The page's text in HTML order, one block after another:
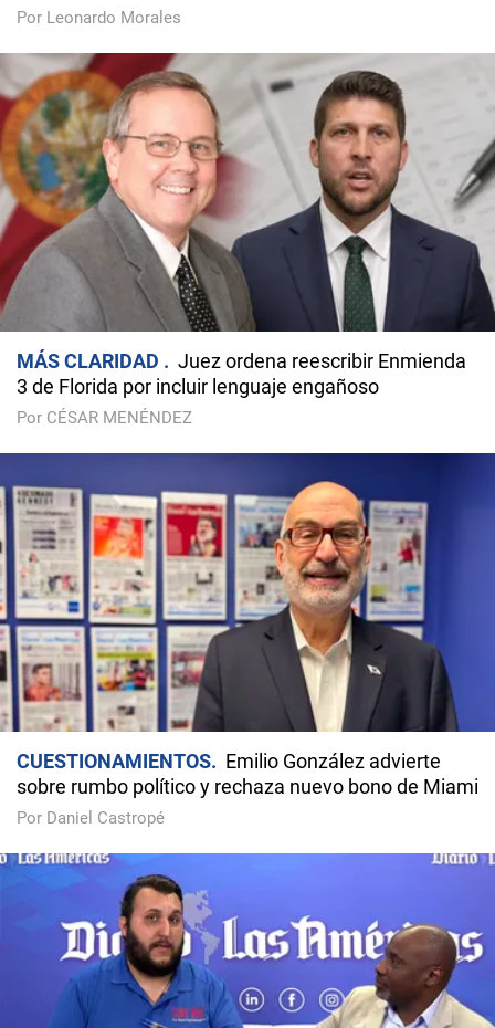
Por Leonardo Morales
MÁS CLARIDAD
Juez ordena reescribir Enmienda
3 de Florida por incluir lenguaje engañoso
Por CÉSAR MENÉNDEZ
CUESTIONAMIENTOS
Emilio González advierte
sobre rumbo político y rechaza nuevo bono de Miami
Por Daniel Castropé